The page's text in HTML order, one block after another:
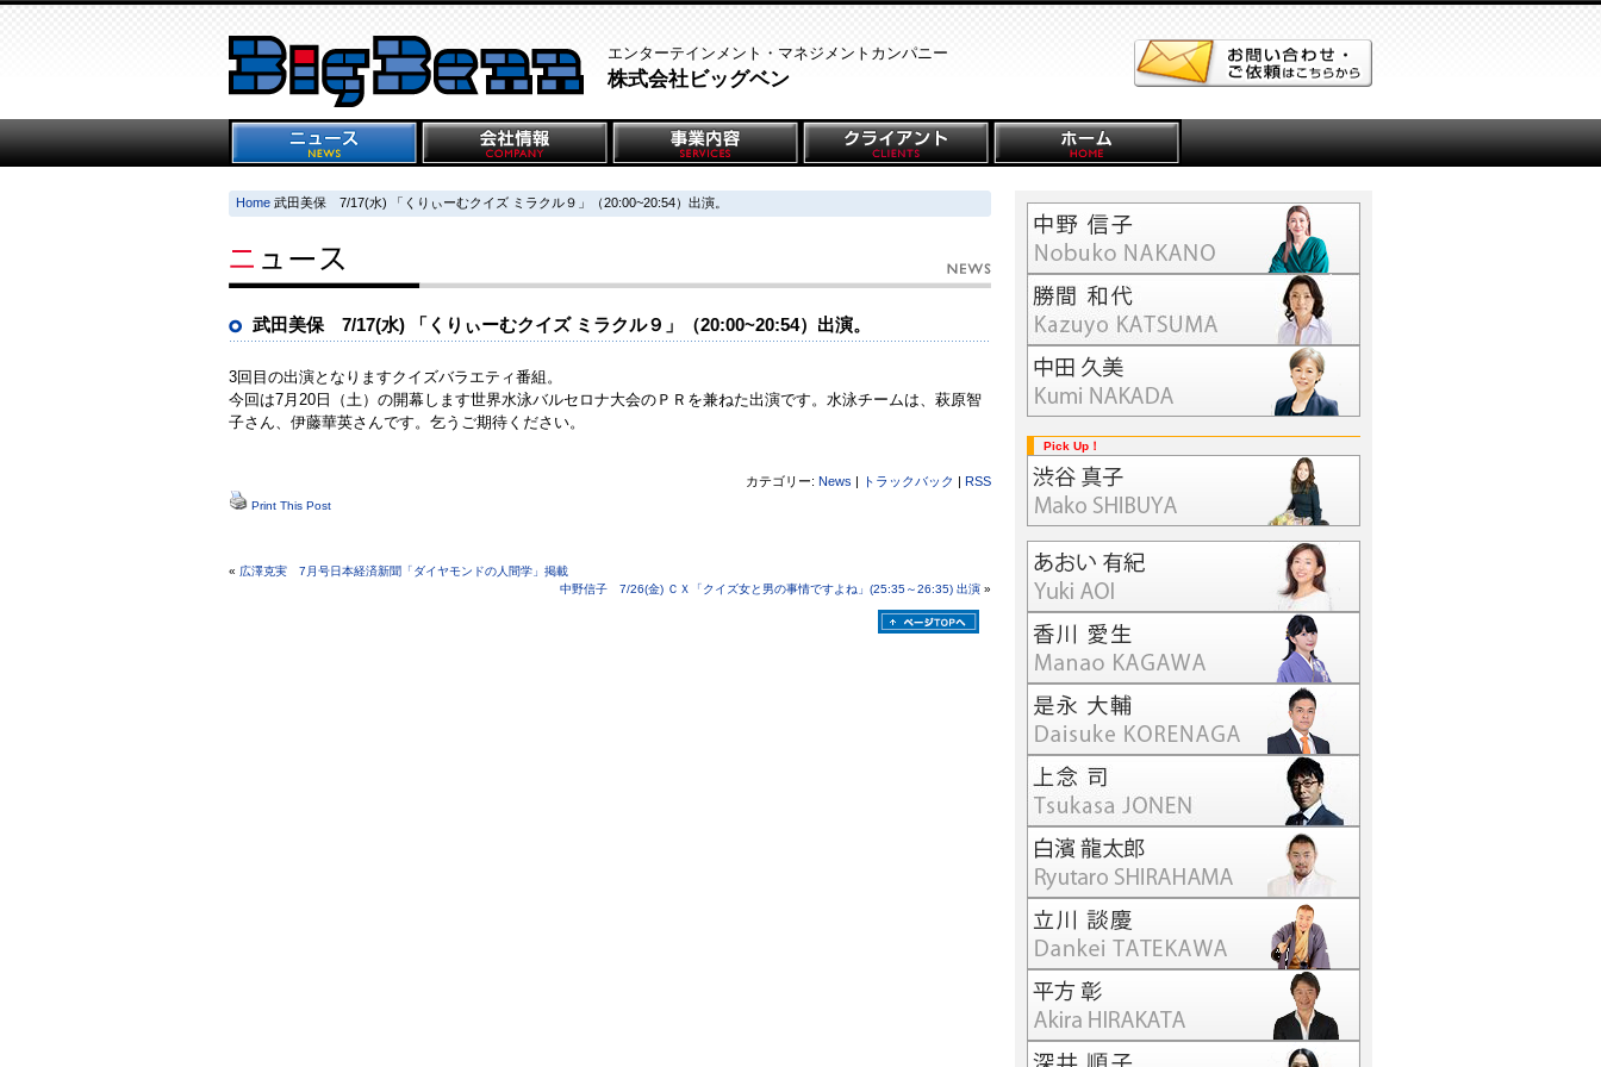
エンターテインメント・マネジメントカンパニー
株式会社ビッグベン
Home 武田美保 7/17(水) 「くりぃーむクイズ ミラクル９」（20:00~20:54）出演。
武田美保 7/17(水) 「くりぃーむクイズ ミラクル９」（20:00~20:54）出演。
3回目の出演となりますクイズバラエティ番組。
今回は7月20日（土）の開幕します世界水泳バルセロナ大会のＰＲを兼ねた出演です。水泳チームは、萩原智
子さん、伊藤華英さんです。乞うご期待ください。
カテゴリー: News | トラックバック | RSS
Print This Post
« 広澤克実 7月号日本経済新聞「ダイヤモンドの人間学」掲載
中野信子 7/26(金) ＣＸ「クイズ女と男の事情ですよね」(25:35～26:35) 出演 »
Pick Up！